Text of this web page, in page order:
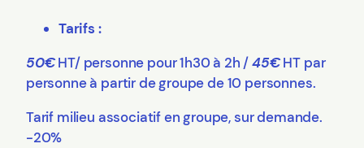
Tarifs :
50€HT/ personne pour 1h30 à 2h /45€HT par
personne à partir de groupe de 10 personnes.
Tarif milieu associatif en groupe, sur demande.
-20%